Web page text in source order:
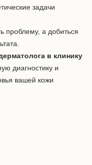
задачи
проблему, а добиться
в клинику
диагностику и
вашей кожи